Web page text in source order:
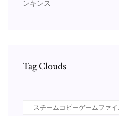
ンキンス
Tag Clouds
スチームコピーゲームファ